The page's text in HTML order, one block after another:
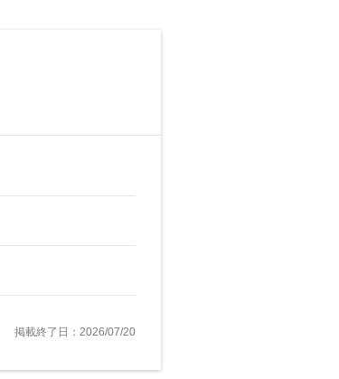
掲載終了日：2026/07/20